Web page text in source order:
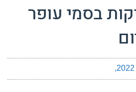
בסמי עופר